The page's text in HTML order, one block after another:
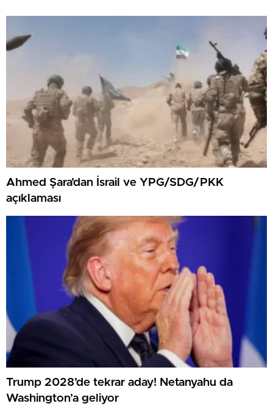
Ahmed Şara’dan İsrail ve YPG/SDG/PKK
açıklaması
Trump 2028’de tekrar aday! Netanyahu da
Washington’a geliyor